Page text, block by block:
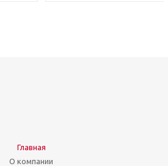
Главная
О компании